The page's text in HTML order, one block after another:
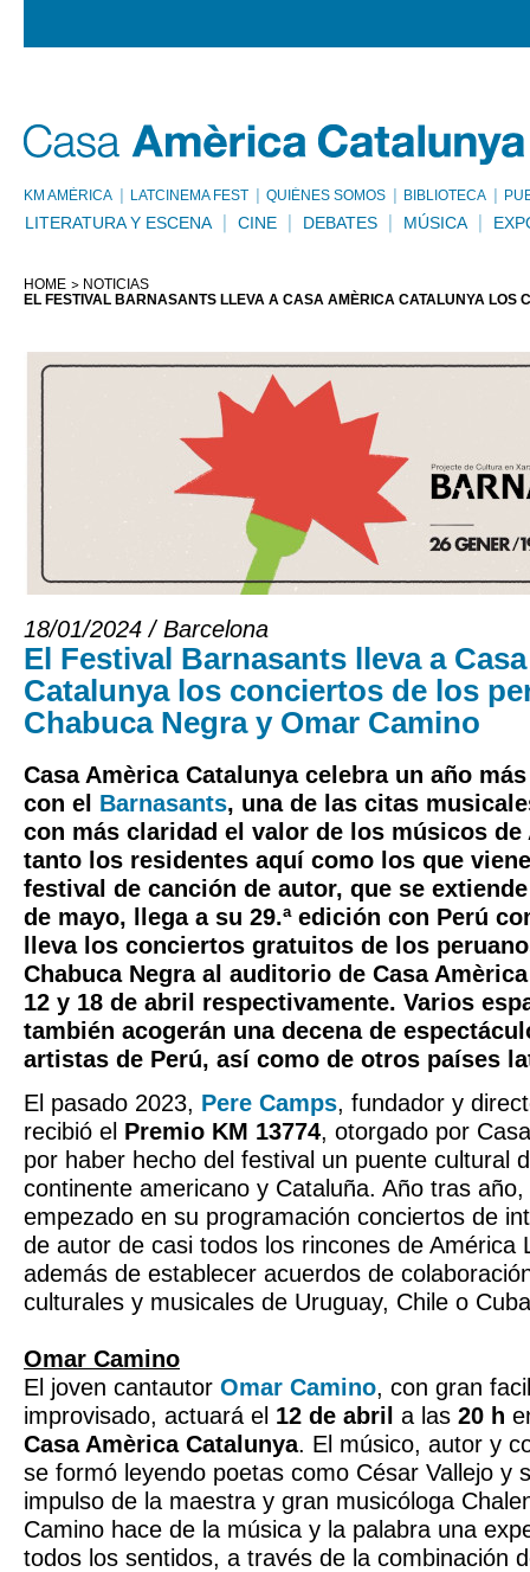
KM AMÈRICA LATCINEMA FEST QUIÉNES SOMOS BIBLIOTECA
LITERATURA Y ESCENA CINE DEBATES MÚSICA
HOME
NOTICIAS
EL FESTIVAL BARNASANTS LLEVA A CASA AMÈRICA CATALUNYA
18/01/2024 / Barcelona
El Festival Barnasants lleva a
Catalunya los conciertos de los
Chabuca Negra y Omar Camino
Casa Amèrica Catalunya celebra un año
con el Barnasants, una de las citas
con más claridad el valor de los músicos de
tanto los residentes aquí como los que
festival de canción de autor, que se
de mayo, llega a su 29.ª edición con Perú
lleva los conciertos gratuitos de los
Chabuca Negra al auditorio de Casa
12 y 18 de abril respectivamente. Varios
también acogerán una decena de
artistas de Perú, así como de otros países
El pasado 2023, Pere Camps, fundador y
recibió el Premio KM 13774, otorgado por
por haber hecho del festival un puente cultural
continente americano y Cataluña. Año tras
empezado en su programación conciertos de
de autor de casi todos los rincones de América
además de establecer acuerdos de
culturales y musicales de Uruguay, Chile o
Omar Camino
El joven cantautor Omar Camino, con gran
improvisado, actuará el 12 de abril a las 20 h
Casa Amèrica Catalunya. El músico, autor y
se formó leyendo poetas como César Vallejo y
impulso de la maestra y gran musicóloga
Camino hace de la música y la palabra una
todos los sentidos, a través de la combinación